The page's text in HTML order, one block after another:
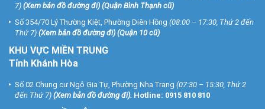
7) (Xem bản đồ đường đi) (Quận Bình Thạnh cũ)
Số 354/70 Lý Thường Kiệt, Phường Diên Hồng (08:00 – 17:30, Thứ 2 đến
Thứ 7) (Xem bản đồ đường đi) (Quận 10 cũ)
KHU VỰC MIỀN TRUNG
Tỉnh Khánh Hòa
Số 02 Chung cư Ngô Gia Tự, Phường Nha Trang (07:30 – 15:30, Thứ 2
đến Thứ 7) (Xem bản đồ đường đi). Hotline: 0915 810 810